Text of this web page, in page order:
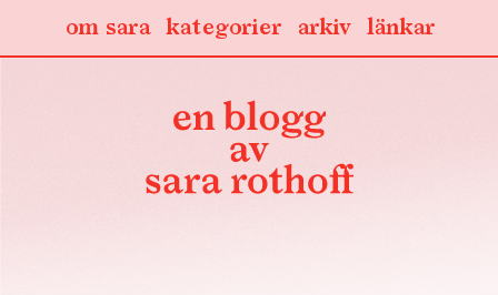
länkar
arkiv
kategorier
om sara